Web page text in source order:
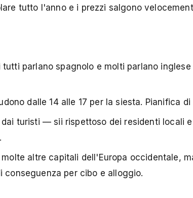
tutto l'anno e i prezzi salgono
parlano spagnolo e molti parlano inglese
dalle 14 alle 17 per la siesta. Pianifica
turisti — sii rispettoso dei residenti locali e
altre capitali dell'Europa occidentale,
per cibo e alloggio.